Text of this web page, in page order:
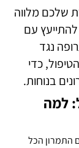
שלכם מלווה
עם
נגד
כדי
בנוחות.
למה
התמרון הכל